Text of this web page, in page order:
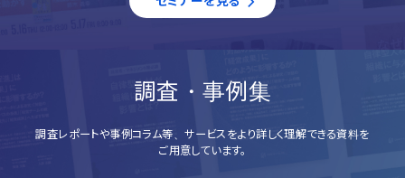
調査・事例集
調査レポートや事例コラム等、サービスをより詳しく理解できる資料を
ご用意しています。